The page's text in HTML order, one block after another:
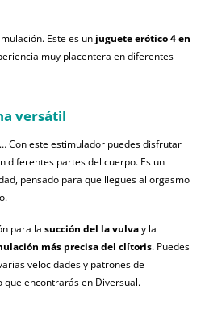
Este es un juguete erótico 4 en
muy placentera en diferentes
versátil
Con este estimulador puedes disfrutar
diferentes partes del cuerpo. Es un
pensado para que llegues al orgasmo
para la succión del la vulvay la
más precisa del clítoris. Puedes
velocidades y patrones de
que encontrarás en Diversual.